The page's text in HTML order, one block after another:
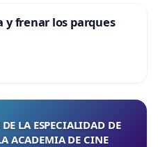
y frenar los parques
LA ESPECIALIDAD DE
ACADEMIA DE CINE